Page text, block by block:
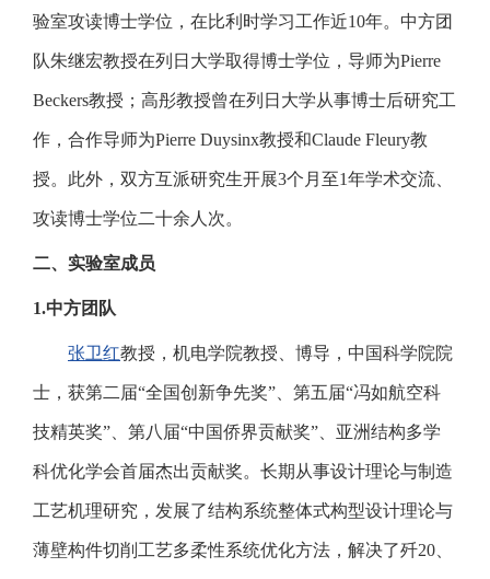
验室攻读博士学位，在比利时学习工作近10年。中方团
队朱继宏教授在列日大学取得博士学位，导师为Pierre
Beckers教授；高彤教授曾在列日大学从事博士后研究工
作，合作导师为Pierre Duysinx教授和Claude Fleury教
授。此外，双方互派研究生开展3个月至1年学术交流、
攻读博士学位二十余人次。
二、实验室成员
1.中方团队
张卫红教授，机电学院教授、博导，中国科学院院
士，获第二届“全国创新争先奖”、第五届“冯如航空科
技精英奖”、第八届“中国侨界贡献奖”、亚洲结构多学
科优化学会首届杰出贡献奖。长期从事设计理论与制造
工艺机理研究，发展了结构系统整体式构型设计理论与
薄壁构件切削工艺多柔性系统优化方法，解决了歼20、